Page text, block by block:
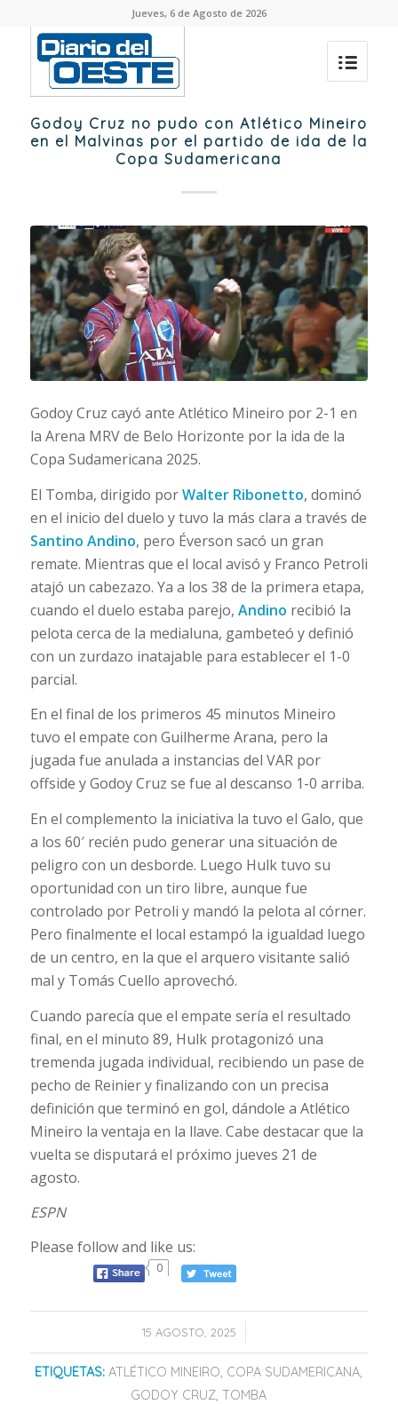
Jueves, 6 de Agosto de 2026
Godoy Cruz no pudo con Atlético Mineiro
en el Malvinas por el partido de ida de la
Copa Sudamericana
Godoy Cruz cayó ante Atlético Mineiro por 2-1 en
la Arena MRV de Belo Horizonte por la ida de la
Copa Sudamericana 2025.
El Tomba, dirigido porWalter Ribonetto, dominó
en el inicio del duelo y tuvo la más clara a través de
Santino Andino, pero Éverson sacó un gran
remate. Mientras que el local avisó y Franco Petroli
atajó un cabezazo. Ya a los 38 de la primera etapa,
cuando el duelo estaba parejo, Andino recibió la
pelota cerca de la medialuna, gambeteó y definió
con un zurdazo inatajable para establecer el 1-0
parcial.
En el final de los primeros 45 minutos Mineiro
tuvo el empate con Guilherme Arana, pero la
jugada fue anulada a instancias del VAR por
offside y Godoy Cruz se fue al descanso 1-0 arriba.
En el complemento la iniciativa la tuvo el Galo, que
a los 60′ recién pudo generar una situación de
peligro con un desborde. Luego Hulk tuvo su
oportunidad con un tiro libre, aunque fue
controlado por Petroli y mandó la pelota al córner.
Pero finalmente el local estampó la igualdad luego
de un centro, en la que el arquero visitante salió
mal y Tomás Cuello aprovechó.
Cuando parecía que el empate sería el resultado
final, en el minuto 89, Hulk protagonizó una
tremenda jugada individual, recibiendo un pase de
pecho de Reinier y finalizando con un precisa
definición que terminó en gol, dándole a Atlético
Mineiro la ventaja en la llave. Cabe destacar que la
vuelta se disputará el próximo jueves 21 de
agosto.
ESPN
Please follow and like us:
0
15 AGOSTO, 2025
/
ETIQUETAS: ATLÉTICO MINEIRO, COPA SUDAMERICANA,
GODOY CRUZ,TOMBA